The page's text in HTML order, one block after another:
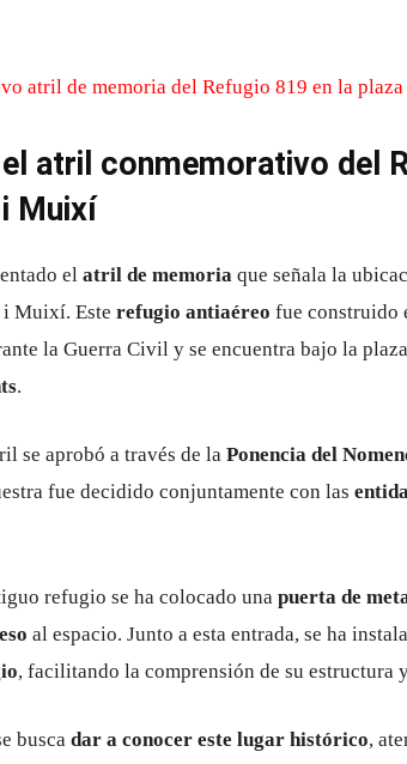
el atril conmemorativo del
Muixí
el atril de memoria que señala la
i Muixí. Este refugio antiaéreo fue construido
la Guerra Civil y se encuentra bajo la
.
se aprobó a través de la Ponencia del
fue decidido conjuntamente con las
refugio se ha colocado una puerta de
al espacio. Junto a esta entrada, se ha
, facilitando la comprensión de su estructura
busca dar a conocer este lugar histórico,